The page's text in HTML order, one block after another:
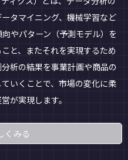
タマイニング、機械学習など
やパターン（予測モデル）を
と、またそれを実現するため
析の結果を事業計画や商品の
いくことで、市場の変化に柔
が実現します。
くみる